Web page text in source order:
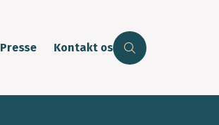
Presse Kontakt os